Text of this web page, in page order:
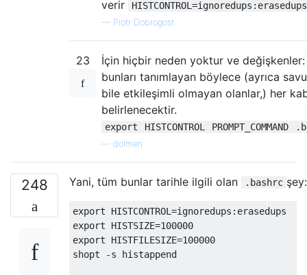
verir HISTCONTROL=ignoredups:erasedups
— Piotr Dobrogost
23
İçin hiçbir neden yoktur ve
bunları tanımlayan böylece (ayrıca
bile etkileşimli olmayan olanlar,) her
belirlenecektir.
export HISTCONTROL PROMPT_COMMAND
dolmen
248 Yani, tüm bunlar tarihle ilgili olan .bashrc şey:
export HISTCONTROL =ignoredups : erasedups
export HISTSIZE=100000
export HISTFILESIZE=100000
shopt
-s histappend